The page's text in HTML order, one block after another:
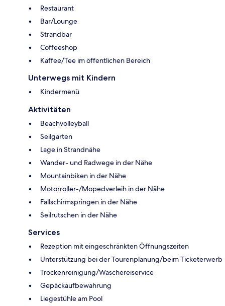
Restaurant
Bar/Lounge
Strandbar
Coffeeshop
Kaffee/Tee im öffentlichen Bereich
Unterwegs mit Kindern
Kindermenü
Aktivitäten
Beachvolleyball
Seilgarten
Lage in Strandnähe
Wander- und Radwege in der Nähe
Mountainbiken in der Nähe
Motorroller-/Mopedverleih in der Nähe
Fallschirmspringen in der Nähe
Seilrutschen in der Nähe
Services
Rezeption mit eingeschränkten Öffnungszeiten
Unterstützung bei der Tourenplanung/beim Ticketerwerb
Trockenreinigung/Wäschereiservice
Gepäckaufbewahrung
Liegestühle am Pool